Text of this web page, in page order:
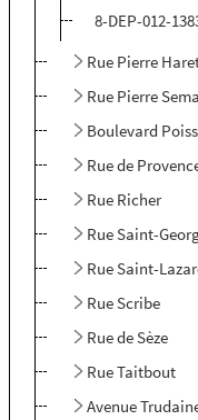
8-DEP-012-
Rue Pierre
Rue Pierre
Boulevard
Rue de
Rue Richer
Rue Saint-
Rue Saint-
Rue Scribe
Rue de Sèze
Rue Taitbout
Avenue